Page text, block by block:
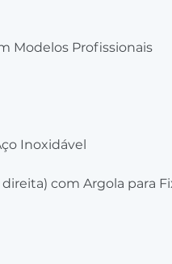
Modelos Profissionais
Inoxidável
com Argola para